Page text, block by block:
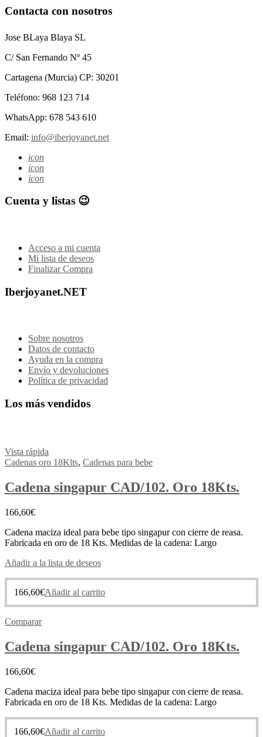
Contacta con nosotros
Jose BLaya Blaya SL
C/ San Fernando Nº 45
Cartagena (Murcia) CP: 30201
Teléfono: 968 123 714
WhatsApp: 678 543 610
Email: info@iberjoyanet.net
icon
icon
icon
Cuenta y listas 😉
Acceso a mi cuenta
Mi lista de deseos
Finalizar Compra
Iberjoyanet.NET
Sobre nosotros
Datos de contacto
Ayuda en la compra
Envío y devoluciones
Política de privacidad
Los más vendidos
Vista rápida
Cadenas oro 18Klts, Cadenas para bebe
Cadena singapur CAD/102. Oro 18Kts.
166,60€
Cadena maciza ideal para bebe tipo singapur con cierre de reasa.
Fabricada en oro de 18 Kts. Medidas de la cadena: Largo
Añadir a la lista de deseos
166,60€Añadir al carrito
Comparar
Cadena singapur CAD/102. Oro 18Kts.
166,60€
Cadena maciza ideal para bebe tipo singapur con cierre de reasa.
Fabricada en oro de 18 Kts. Medidas de la cadena: Largo
166,60€Añadir al carrito